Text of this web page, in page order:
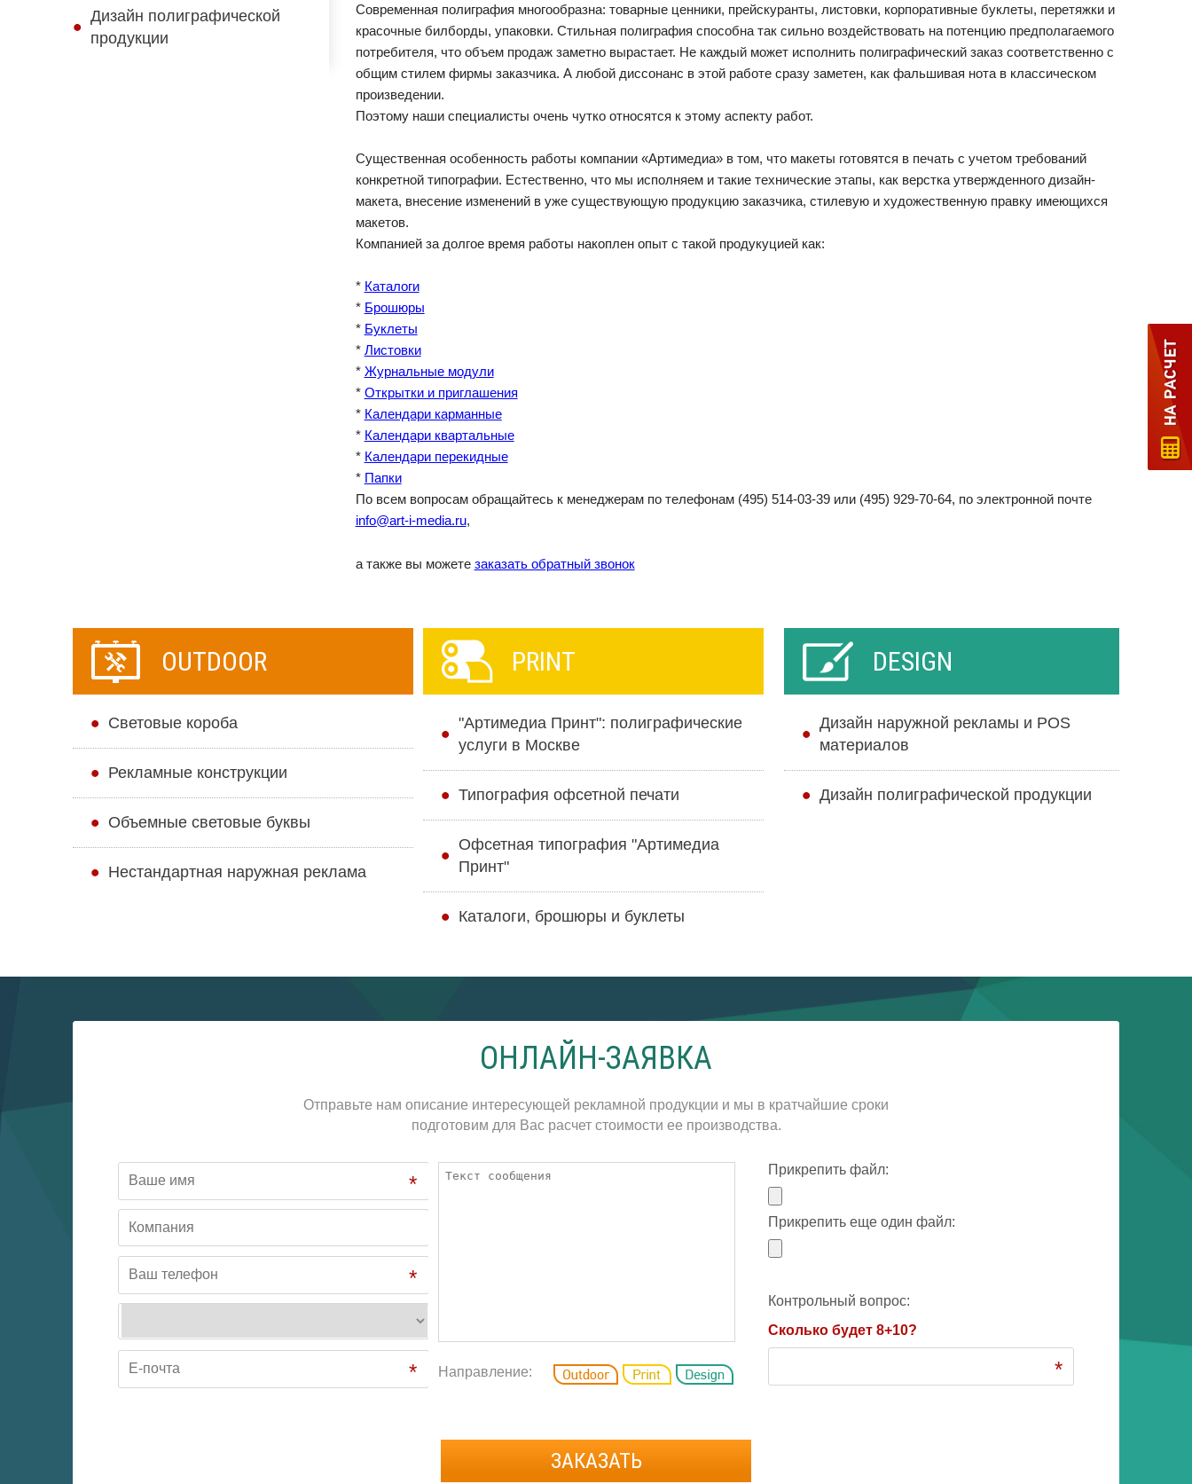
Дизайн полиграфической
продукции
Современная полиграфия многообразна: товарные ценники, прейскуранты, листовки, корпоративные буклеты, перетяжки и
красочные билборды, упаковки. Стильная полиграфия способна так сильно воздействовать на потенцию предполагаемого
потребителя, что объем продаж заметно вырастает. Не каждый может исполнить полиграфический заказ соответственно с
общим стилем фирмы заказчика. А любой диссонанс в этой работе сразу заметен, как фальшивая нота в классическом
произведении.
Поэтому наши специалисты очень чутко относятся к этому аспекту работ.
Существенная особенность работы компании «Артимедиа» в том, что макеты готовятся в печать с учетом требований
конкретной типографии. Естественно, что мы исполняем и такие технические этапы, как верстка утвержденного дизайн-
макета, внесение изменений в уже существующую продукцию заказчика, стилевую и художественную правку имеющихся
макетов.
Компанией за долгое время работы накоплен опыт с такой продукуцией как:
* Каталоги
* Брошюры
* Буклеты
* Листовки
* Журнальные модули
* Открытки и приглашения
* Календари карманные
* Календари квартальные
* Календари перекидные
* Папки
По всем вопросам обращайтесь к менеджерам по телефонам (495) 514-03-39 или (495) 929-70-64, по электронной почте
info@art-i-media.ru,
а также вы можете заказать обратный звонок
OUTDOOR
Cветовые короба
Рекламные конструкции
Объемные световые буквы
Нестандартная наружная реклама
PRINT
"Артимедиа Принт": полиграфические
услуги в Москве
Типография офсетной печати
Офсетная типография "Артимедиа
Принт"
Каталоги, брошюры и буклеты
DESIGN
Дизайн наружной рекламы и POS
материалов
Дизайн полиграфической продукции
ОНЛАЙН-ЗАЯВКА
Отправьте нам описание интересующей рекламной продукции и мы в кратчайшие сроки
подготовим для Вас расчет стоимости ее производства.
*
*
* Направление:
Прикрепить файл:
Прикрепить еще один файл:
Контрольный вопрос:
Сколько будет 8+10?
*
ЗАКАЗАТЬ